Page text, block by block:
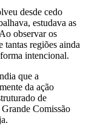
desde cedo
estudava as
observar os
tantas regiões ainda
intencional.
que a
da ação
de
Comissão